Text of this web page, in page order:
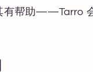
有帮助——Tarro